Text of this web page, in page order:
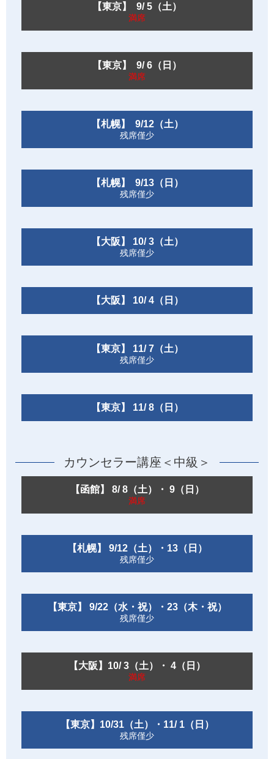
【東京】 9/ 5（土）
満席
【東京】 9/ 6（日）
満席
【札幌】 9/12（土）
残席僅少
【札幌】 9/13（日）
残席僅少
【大阪】 10/ 3（土）
残席僅少
【大阪】 10/ 4（日）
【東京】 11/ 7（土）
残席僅少
【東京】 11/ 8（日）
カウンセラー講座＜中級＞
【函館】 8/ 8（土）・ 9（日）
満席
【札幌】 9/12（土）・13（日）
残席僅少
【東京】 9/22（水・祝）・23（木・祝）
残席僅少
【大阪】10/ 3（土）・ 4（日）
満席
【東京】10/31（土）・11/ 1（日）
残席僅少